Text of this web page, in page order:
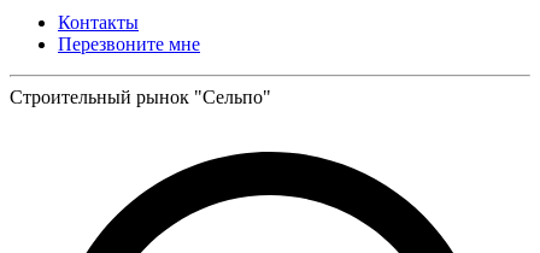
Контакты
Перезвоните мне
Строительный рынок "Сельпо"